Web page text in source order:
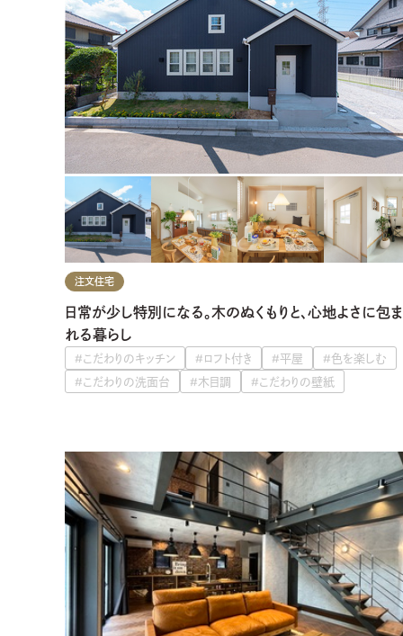
注文住宅
日常が少し特別になる。木のぬくもりと、心地よさに包ま
れる暮らし
#こだわりのキッチン #ロフト付き #平屋
#色を楽しむ
#こだわりの洗面台
#木目調 #こだわりの壁紙